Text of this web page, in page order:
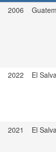
2006
2022 El
2021 El